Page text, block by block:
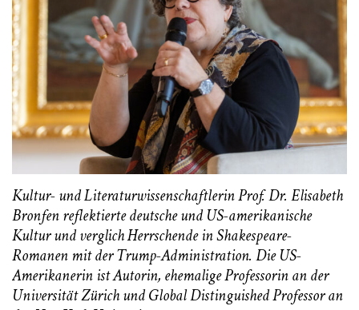
Kultur- und Literaturwissenschaftlerin Prof. Dr. Elisabeth
Bronfen reflektierte deutsche und US-amerikanische
Kultur und verglich Herrschende in Shakespeare-
Romanen mit der Trump-Administration. Die US-
Amerikanerin ist Autorin, ehemalige Professorin an der
Universität Zürich und Global Distinguished Professor an